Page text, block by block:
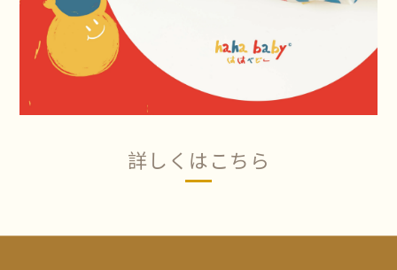
詳しくはこちら